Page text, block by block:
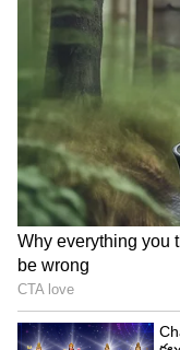
Image Credit :
మామిడి పండు
ఐస్ క్రీమ్ కోసం
పండ్లను
10-12 జీడిపప్పు
(దీనివల్ల ఐస్ క్రీమ్ కి
తర్వాత మామిడి
ప్యూరీలా గ్రైండ్